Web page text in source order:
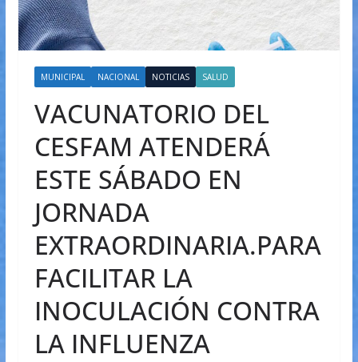
MUNICIPAL NACIONAL NOTICIAS SALUD
VACUNATORIO DEL
CESFAM ATENDERÁ
ESTE SÁBADO EN
JORNADA
EXTRAORDINARIA.PARA
FACILITAR LA
INOCULACIÓN CONTRA
LA INFLUENZA